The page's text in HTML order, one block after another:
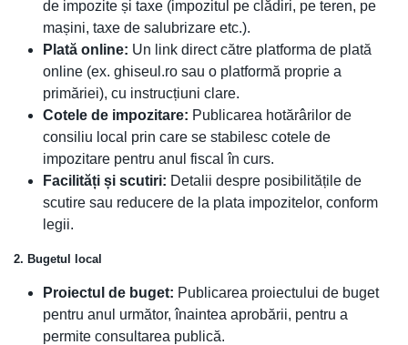
de impozite și taxe (impozitul pe clădiri, pe teren, pe
mașini, taxe de salubrizare etc.).
Plată online: Un link direct către platforma de plată
online (ex. ghiseul.ro sau o platformă proprie a
primăriei), cu instrucțiuni clare.
Cotele de impozitare: Publicarea hotărârilor de
consiliu local prin care se stabilesc cotele de
impozitare pentru anul fiscal în curs.
Facilități și scutiri: Detalii despre posibilitățile de
scutire sau reducere de la plata impozitelor, conform
legii.
2. Bugetul local
Proiectul de buget: Publicarea proiectului de buget
pentru anul următor, înaintea aprobării, pentru a
permite consultarea publică.